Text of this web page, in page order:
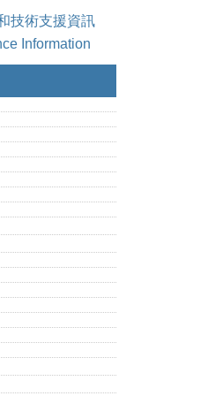
技術支援資訊
Information